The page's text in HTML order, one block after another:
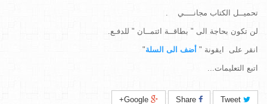
تحميــل الكتاب مجانــــي .
لن تكون بحاجة الى " بطاقــة ائتمــان " للدفـع.
انقر على ايقونة " أضف الى السلة"
اتبع التعليمات...